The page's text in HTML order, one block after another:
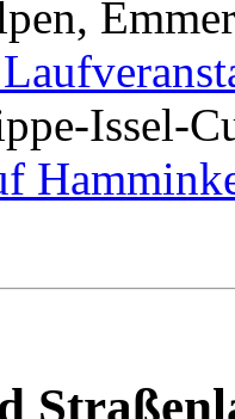
Issel-